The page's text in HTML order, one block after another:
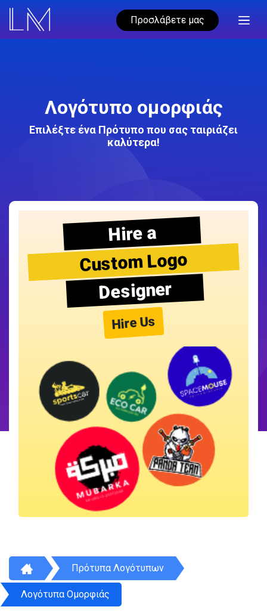
Προσλάβετε μας
Λογότυπο ομορφιάς
Επιλέξτε ένα Πρότυπο που σας ταιριάζει
καλύτερα!
Hire a
Custom Logo
Designer
Hire Us
Πρότυπα Λογότυπων
Λογότυπα Ομορφιάς